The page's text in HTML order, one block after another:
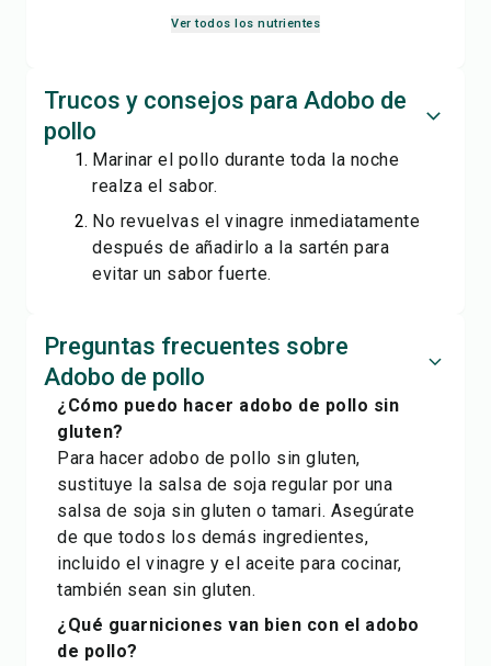
Ver todos los nutrientes
Trucos y consejos para Adobo de
pollo
Marinar el pollo durante toda la noche
realza el sabor.
No revuelvas el vinagre inmediatamente
después de añadirlo a la sartén para
evitar un sabor fuerte.
Preguntas frecuentes sobre
Adobo de pollo
¿Cómo puedo hacer adobo de pollo sin
gluten?
Para hacer adobo de pollo sin gluten,
sustituye la salsa de soja regular por una
salsa de soja sin gluten o tamari. Asegúrate
de que todos los demás ingredientes,
incluido el vinagre y el aceite para cocinar,
también sean sin gluten.
¿Qué guarniciones van bien con el adobo
de pollo?